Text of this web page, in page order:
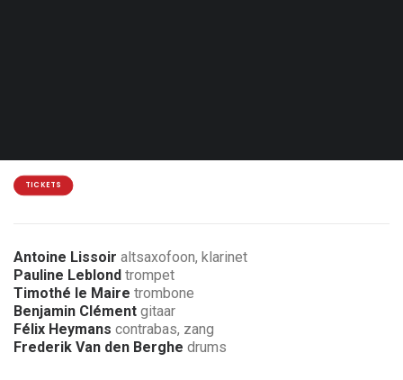
TICKETS
Antoine Lissoir altsaxofoon, klarinet
Pauline Leblond trompet
Timothé le Maire trombone
Benjamin Clément gitaar
Félix Heymans contrabas, zang
Frederik Van den Berghe drums